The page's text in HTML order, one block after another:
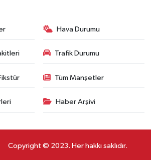
Hava Durumu
Trafik Durumu
Tüm Manşetler
Haber Arşivi
Copyright © 2023. Her hakkı saklıdır.